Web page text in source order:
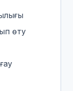
өту